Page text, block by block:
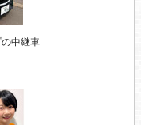
中継車